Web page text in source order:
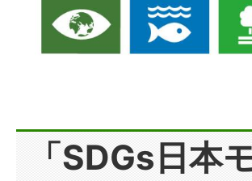
「SDGs日本